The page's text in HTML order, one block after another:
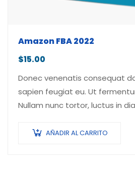
Amazon FBA 2022
$15.00
Donec venenatis consequat
sapien feugiat eu. Ut
Nullam nunc tortor, luctus in
pulvinar…AÑADIR AL CARRITO